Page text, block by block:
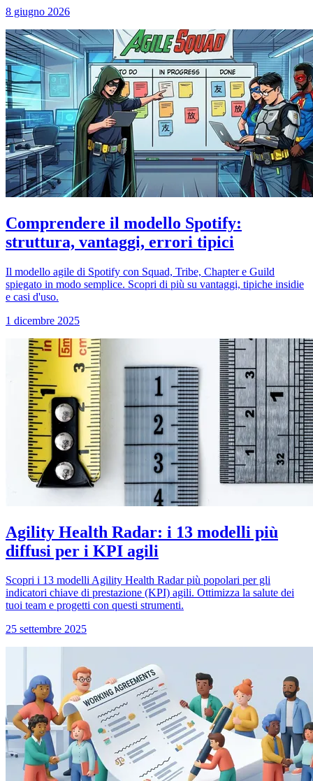
8 giugno 2026
Comprendere il modello Spotify:
struttura, vantaggi, errori tipici
Il modello agile di Spotify con Squad, Tribe, Chapter e Guild
spiegato in modo semplice. Scopri di più su vantaggi, tipiche insidie
e casi d'uso.
1 dicembre 2025
Agility Health Radar: i 13 modelli più
diffusi per i KPI agili
Scopri i 13 modelli Agility Health Radar più popolari per gli
indicatori chiave di prestazione (KPI) agili. Ottimizza la salute dei
tuoi team e progetti con questi strumenti.
25 settembre 2025